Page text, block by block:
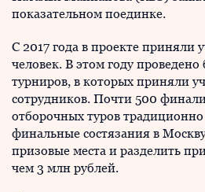
показательном поединке.
С 2017 года в проекте приняли
человек. В этом году
турниров, в которых приняли
сотрудников. Почти 500
отборочных туров
финальные состязания в
призовые места и разделить
чем 3 млн рублей.